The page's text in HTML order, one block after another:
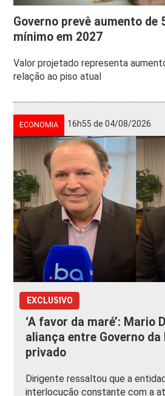
Governo prevê aumento de
mínimo em 2027
Valor projetado representa
relação ao piso atual
ECONOMIA 16h55 de 04/08/2026
EXCLUSIVO
‘A favor da maré’: Mario
aliança entre Governo da
privado
Dirigente ressaltou que a
interlocução constante com a